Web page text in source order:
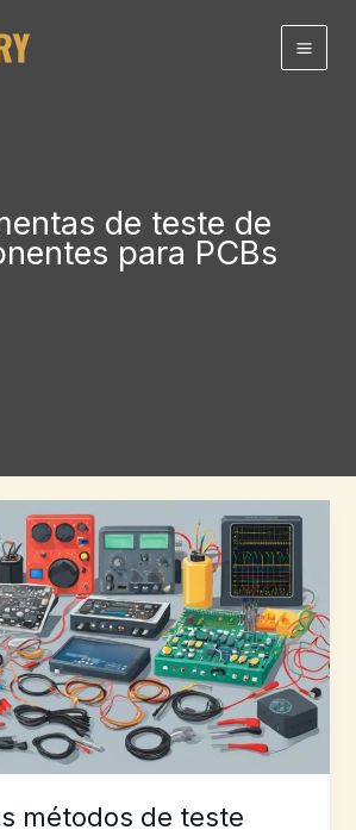
de teste de
para PCBs
métodos de teste